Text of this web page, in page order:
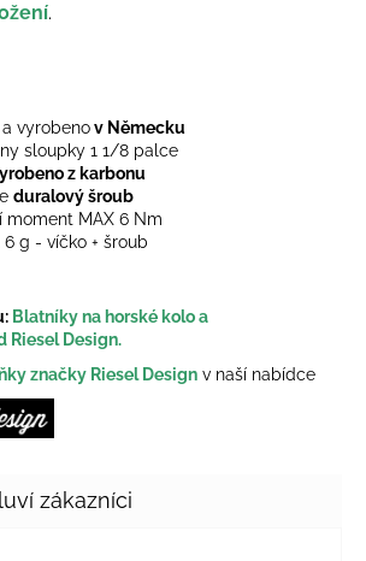
.
vyrobenov Německu
sloupky 1 1/8 palce
z karbonu
duralový šroub
moment MAX 6 Nm
g - víčko + šroub
Blatníky na horské kolo a
Riesel Design.
značky Riesel Design v naší nabídce